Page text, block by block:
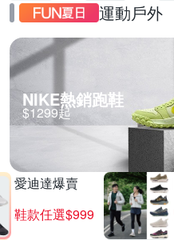
運動戶外
NIKE熱銷跑鞋
$1299起
愛迪達爆賣
鞋款任選$999